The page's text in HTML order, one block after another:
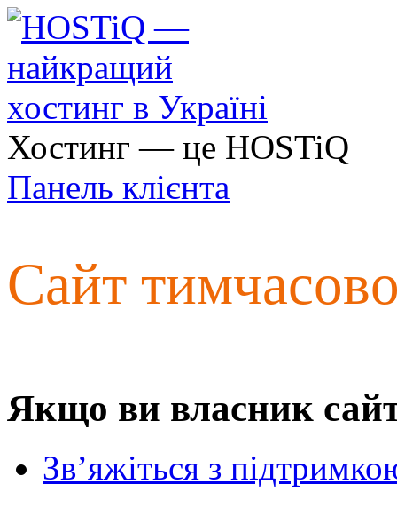
Хостинг — це HOSTiQ
Панель клієнта
Сайт
Якщо ви власник
Зв’яжіться з